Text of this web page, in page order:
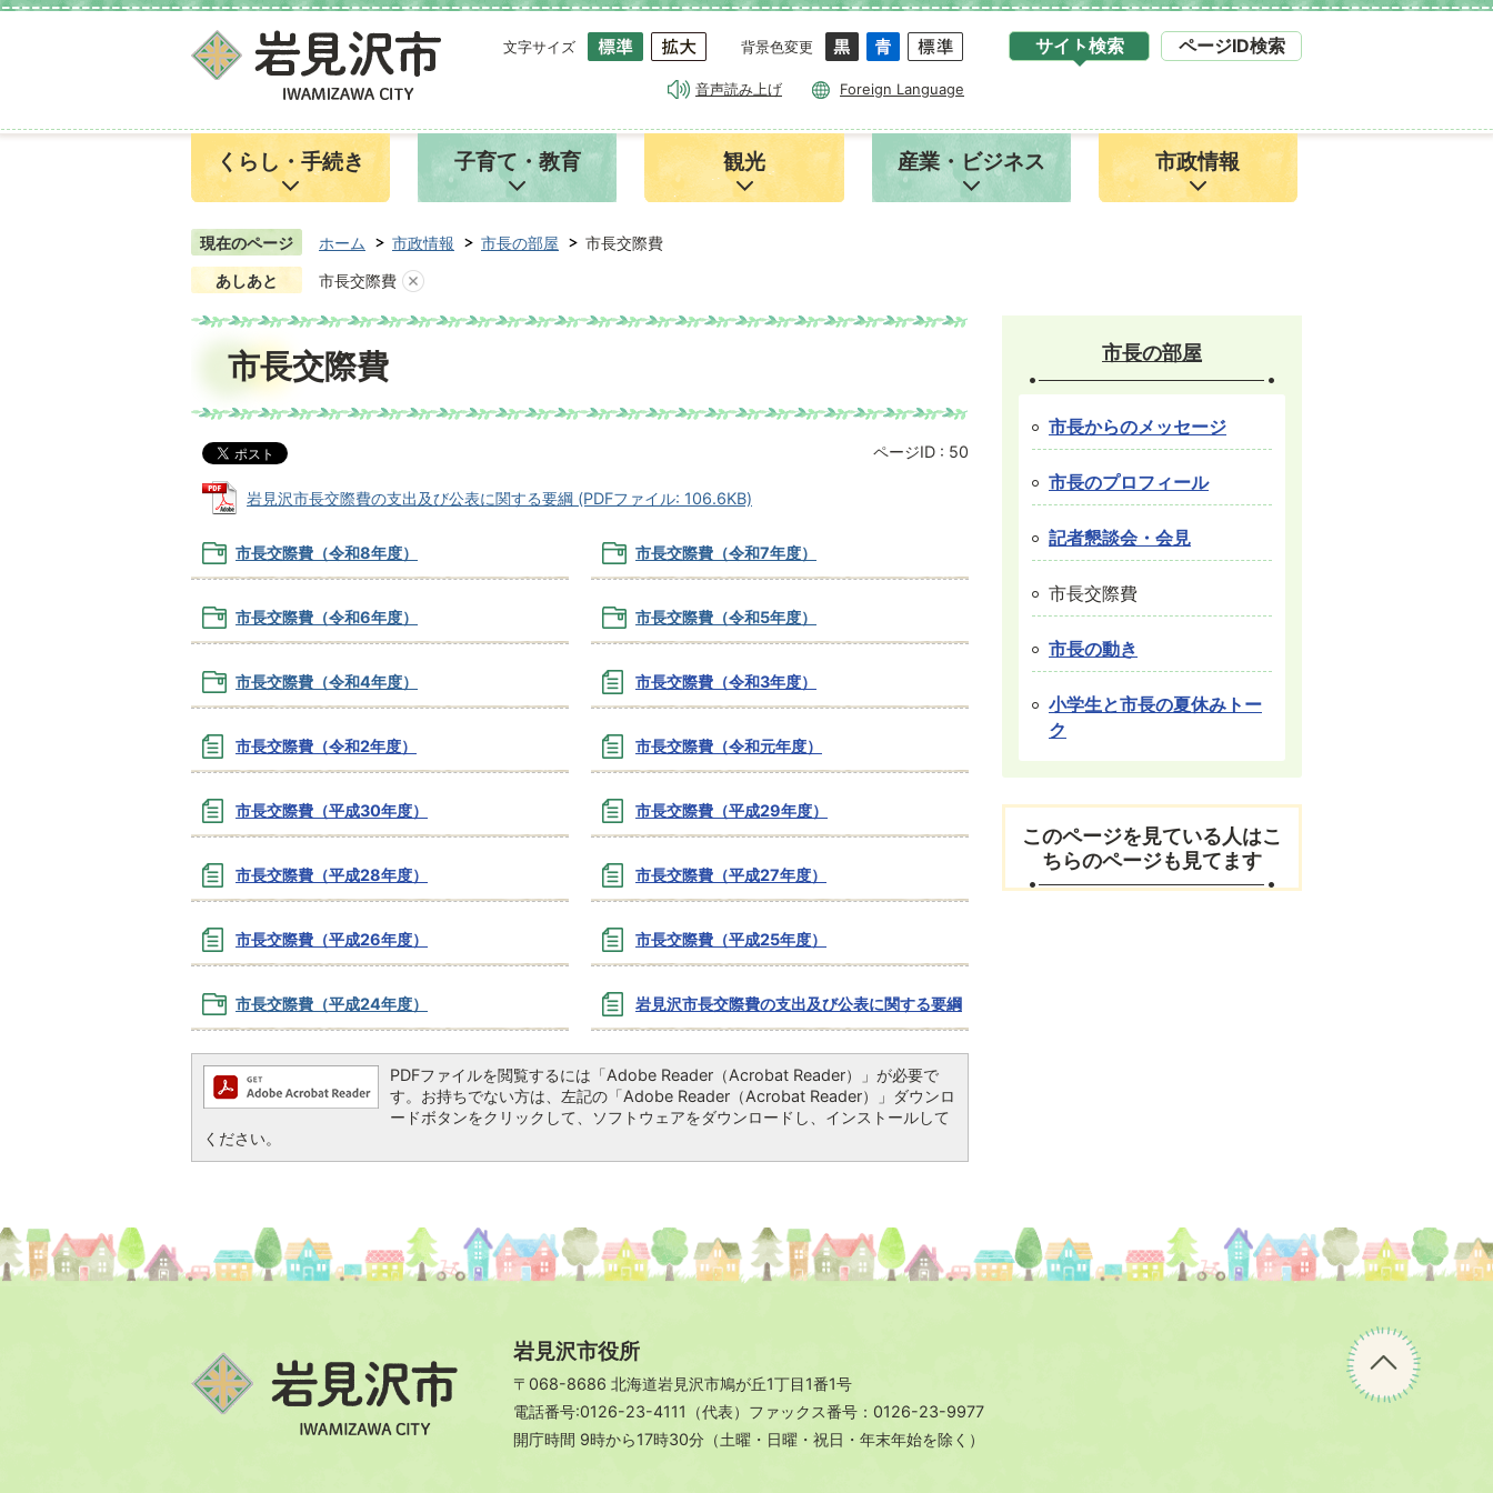
文字サイズ 背景色変更
音声読み上げ Foreign Language
サイト検索 ページID検索
ト
索
くらし・手続き 子育て・教育 観光 産業・ビジネス 市政情報
現在のページ ホーム 市政情報 市長の部屋
市長交際費
あしあと
市長交際費
市長交際費
ページID : 50
岩見沢市長交際費の支出及び公表に関する要綱 (PDFファイル: 106.6KB)
市長交際費（令和8年度） 市長交際費（令和7年度）
市長交際費（令和6年度） 市長交際費（令和5年度）
市長交際費（令和4年度） 市長交際費（令和3年度）
市長交際費（令和2年度） 市長交際費（令和元年度）
市長交際費（平成30年度） 市長交際費（平成29年度）
市長交際費（平成28年度） 市長交際費（平成27年度）
市長交際費（平成26年度） 市長交際費（平成25年度）
市長交際費（平成24年度） 岩見沢市長交際費の支出及び公表に関する要綱
PDFファイルを閲覧するには「Adobe Reader（Acrobat Reader）」が必要で
す。お持ちでない方は、左記の「Adobe Reader（Acrobat Reader）」ダウンロ
ードボタンをクリックして、ソフトウェアをダウンロードし、インストールして
ください。
市長の部屋
市長からのメッセージ
市長のプロフィール
記者懇談会・会見
市長交際費
市長の動き
小学生と市長の夏休みトー
ク
このページを見ている人はこ
ちらのページも見てます
ペ
ー
ジ
の
岩見沢市役所
〒068-8686 北海道岩見沢市鳩が丘1丁目1番1号
電話番号:0126-23-4111（代表）ファックス番号：0126-23-9977
開庁時間 9時から17時30分（土曜・日曜・祝日・年末年始を除く）